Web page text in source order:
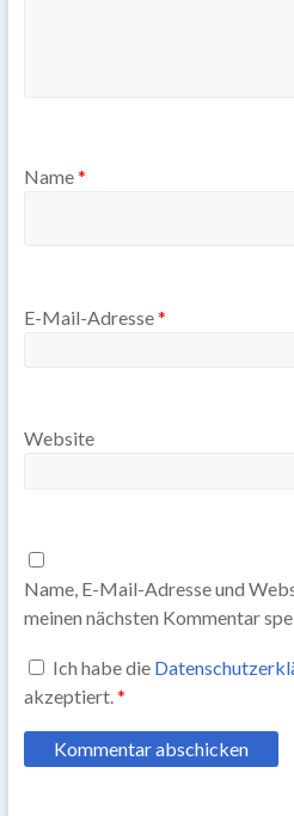
Name*
E-Mail-Adresse*
Website
Name, E-Mail-Adresse und
meinen nächsten Kommentar
Ich habe die
akzeptiert. *